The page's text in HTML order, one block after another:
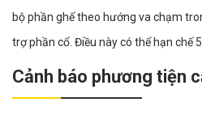
bộ phần ghế theo hướng va chạm
trợ phần cổ. Điều này có thể hạn chế
Cảnh báo phương tiện